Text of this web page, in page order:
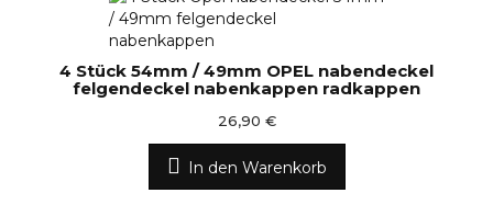
4 Stück 54mm / 49mm OPEL nabendeckel
felgendeckel nabenkappen radkappen
26,90 €
In den Warenkorb